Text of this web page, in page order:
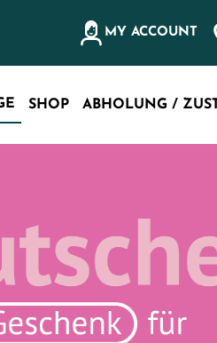
MY ACCOUNT
SHOP ABHOLUNG /